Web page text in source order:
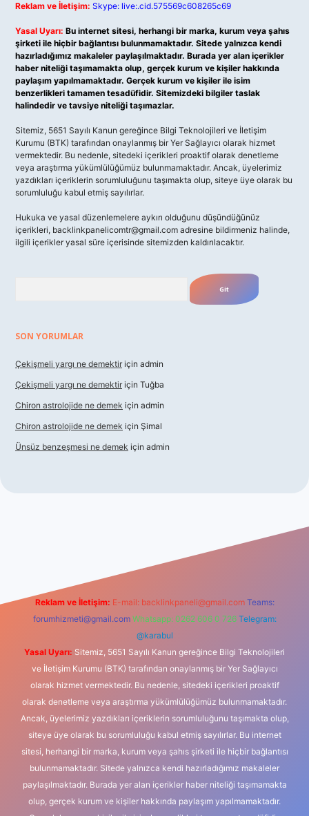
Reklam ve İletişim: Skype: live:.cid.575569c608265c69
Yasal Uyarı: Bu internet sitesi, herhangi bir marka, kurum veya şahıs
şirketi ile hiçbir bağlantısı bulunmamaktadır. Sitede yalnızca kendi
hazırladığımız makaleler paylaşılmaktadır. Burada yer alan içerikler
haber niteliği taşımamakta olup, gerçek kurum ve kişiler hakkında
paylaşım yapılmamaktadır. Gerçek kurum ve kişiler ile isim
benzerlikleri tamamen tesadüfidir. Sitemizdeki bilgiler taslak
halindedir ve tavsiye niteliği taşımazlar.
Sitemiz, 5651 Sayılı Kanun gereğince Bilgi Teknolojileri ve İletişim
Kurumu (BTK) tarafından onaylanmış bir Yer Sağlayıcı olarak hizmet
vermektedir. Bu nedenle, sitedeki içerikleri proaktif olarak denetleme
veya araştırma yükümlülüğümüz bulunmamaktadır. Ancak, üyelerimiz
yazdıkları içeriklerin sorumluluğunu taşımakta olup, siteye üye olarak bu
sorumluluğu kabul etmiş sayılırlar.
Hukuka ve yasal düzenlemelere aykırı olduğunu düşündüğünüz
içerikleri, backlinkpanelicomtr@gmail.com adresine bildirmeniz halinde,
ilgili içerikler yasal süre içerisinde sitemizden kaldırılacaktır.
SON YORUMLAR
Çekişmeli yargı ne demektir için admin
Çekişmeli yargı ne demektir için Tuğba
Chiron astrolojide ne demek için admin
Chiron astrolojide ne demek için Şimal
Ünsüz benzeşmesi ne demek için admin
Reklam ve İletişim: E-mail: backlinkpaneli@gmail.com Teams:
forumhizmeti@gmail.com Whatsapp: 0262 606 0 726 Telegram:
@karabul
Yasal Uyarı: Sitemiz, 5651 Sayılı Kanun gereğince Bilgi Teknolojileri
ve İletişim Kurumu (BTK) tarafından onaylanmış bir Yer Sağlayıcı
olarak hizmet vermektedir. Bu nedenle, sitedeki içerikleri proaktif
olarak denetleme veya araştırma yükümlülüğümüz bulunmamaktadır.
Ancak, üyelerimiz yazdıkları içeriklerin sorumluluğunu taşımakta olup,
siteye üye olarak bu sorumluluğu kabul etmiş sayılırlar. Bu internet
sitesi, herhangi bir marka, kurum veya şahıs şirketi ile hiçbir bağlantısı
bulunmamaktadır. Sitede yalnızca kendi hazırladığımız makaleler
paylaşılmaktadır. Burada yer alan içerikler haber niteliği taşımamakta
olup, gerçek kurum ve kişiler hakkında paylaşım yapılmamaktadır.